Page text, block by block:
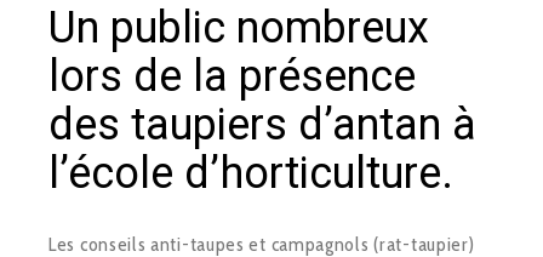
Un public nombreux
lors de la présence
des taupiers d’antan à
l’école d’horticulture.
Les conseils anti-taupes et campagnols (rat-taupier)